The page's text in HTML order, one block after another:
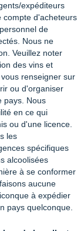
expéditeurs
compte d'acheteurs
de
Nous ne
Veuillez noter
des vins et
renseigner sur
ou d'organiser
pays. Nous
en ce qui
ou d'une licence.
les
spécifiques
alcoolisées
à se conformer
aucune
à expédier
pays quelconque.